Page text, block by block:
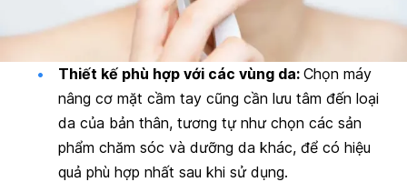
Thiết kế phù hợp với các vùng da: Chọn máy
nâng cơ mặt cầm tay cũng cần lưu tâm đến loại
da của bản thân, tương tự như chọn các sản
phẩm chăm sóc và dưỡng da khác, để có hiệu
quả phù hợp nhất sau khi sử dụng.